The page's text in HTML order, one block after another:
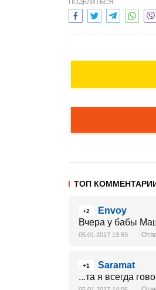
ПОДЕЛИТЬСЯ:
ТОП
+2
Envoy
Вчера у бабы
05.01.2017 13:59
+1
Saramat
...та я всегда